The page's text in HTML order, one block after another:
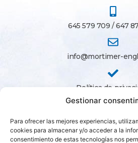
Gestionar
Para ofrecer las mejores experiencias,
cookies para almacenar y/o acceder a la
consentimiento de estas tecnologías nos
645 579 709 / 647
info@mortimer-
Política de
Política de